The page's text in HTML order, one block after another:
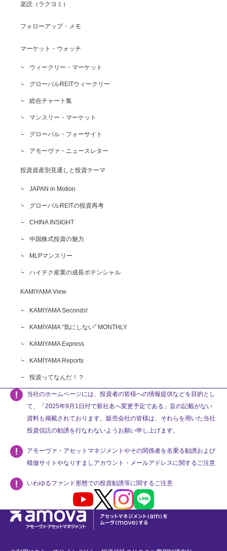
楽読（ラクヨミ）
フォローアップ・メモ
マーケット・ウォッチ
ウィークリー・マーケット
グローバルREITウィークリー
総合チャート集
マンスリー・マーケット
グローバル・フォーサイト
アモーヴァ・ニュースレター
投資資産別見通しと投資テーマ
JAPAN in Motion
グローバルREITの投資再考
CHINA INSIGHT
中国株式投資の魅力
MLPマンスリー
ハイテク産業の成長ポテンシャル
KAMIYAMA View
KAMIYAMA Seconds!
KAMIYAMA “気にしない” MONTHLY
KAMIYAMA Express
KAMIYAMA Reports
投資ってなんだ！？
当社のホームページには、投資者の皆様への情報提供などを目的とし
て、「2025年9月1日付で新社名へ変更予定である」旨の記載がない
資料も掲載されております。販売会社の皆様は、それらを用いた当社
投資信託の勧誘を行なわないようお願い申し上げます。
アモーヴァ・アセットマネジメントやその関係者を名乗る勧誘および
模倣サイトやなりすましアカウント・メールアドレスに関するご注意
いわゆるファンド形態での投資勧誘等に関するご注意
Youtube X InstagramLINE